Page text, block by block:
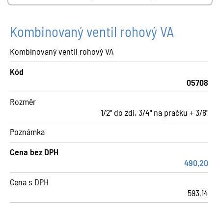
Kombinovaný ventil rohový VA
Kombinovaný ventil rohový VA
Kód
05708
Rozměr
1/2" do zdi, 3/4" na pračku + 3/8"
Poznámka
Cena bez DPH
490,20
Cena s DPH
593,14